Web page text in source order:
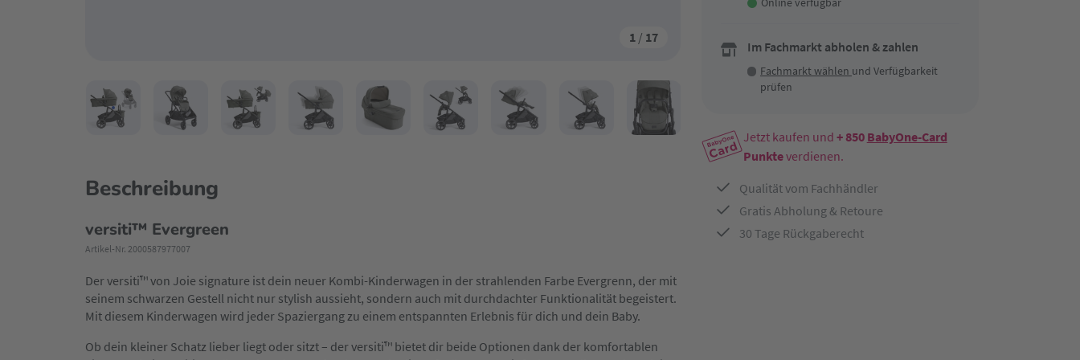
1 / 17
Im Fachmarkt abholen & zahlen
Fachmarkt wählen und Verfügbarkeit
prüfen
Jetzt kaufen und + 850 BabyOne-Card
Punkteverdienen.
Qualität vom Fachhändler
Gratis Abholung & Retoure
30 Tage Rückgaberecht
Beschreibung
versiti™ Evergreen
Artikel-Nr. 2000587977007
Der versiti™ von Joie signature ist dein neuer Kombi-Kinderwagen in der strahlenden Farbe Evergrenn, der mit
seinem schwarzen Gestell nicht nur stylish aussieht, sondern auch mit durchdachter Funktionalität begeistert.
Mit diesem Kinderwagen wird jeder Spaziergang zu einem entspannten Erlebnis für dich und dein Baby.
Ob dein kleiner Schatz lieber liegt oder sitzt – der versiti™ bietet dir beide Optionen dank der komfortablen